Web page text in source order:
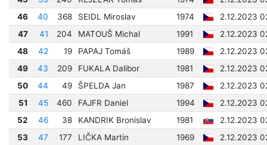
46
40 368 SEIDL Miroslav 1974
2.12.2023
47
41 204 MATOUŠ Michal 1991
2.12.2023
48
42 19 PAPAJ Tomáš 1989
2.12.2023
49
43 209 FUKALA Dalibor 1981
2.12.2023
50
44 49 ŠPELDA Jan 1987
2.12.2023
51
45 460 FAJFR Daniel 1994
2.12.2023
52
46 38 KANDRIK Bronislav 1981
2.12.2023
53
47 177 LIČKA Martin 1969
2.12.2023